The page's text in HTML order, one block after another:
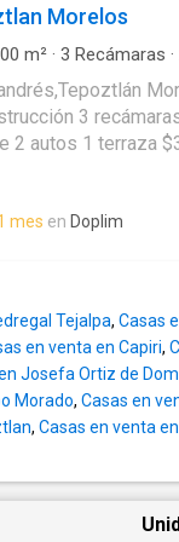
que se
con la
a nuestra
se refieren a la
Morelos
m² · 3 Recámaras ·
3
2 autos 1 terraza
mes en Doplim
Tejalpa, Casas
en venta en Capiri,
Josefa Ortiz de
Morado, Casas en
, Casas en venta